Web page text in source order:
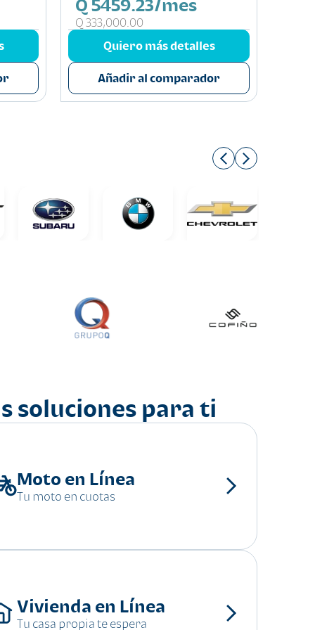
Q 5459.23/mes
Q 333,000.00
Quiero más detalles
Añadir al comparador
soluciones para ti
Moto en Línea
Tu moto en cuotas
Vivienda en Línea
Tu casa propia te espera